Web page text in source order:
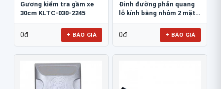
Gương kiểm tra gầm xe
30cm KLTC-030-2245
0đ + BÁO GIÁ
Đinh đường phản quang
lỗ kính bằng nhôm 2 mặt
0đ + BÁO GIÁ